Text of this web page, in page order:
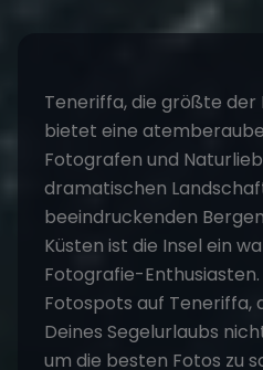
Teneriffa, die größte der
bietet eine
Fotografen und
dramatischen
beeindruckenden
Küsten ist die Insel ein
Fotografie-
Fotospots auf Teneriffa,
Deines Segelurlaubs
um die besten Fotos zu